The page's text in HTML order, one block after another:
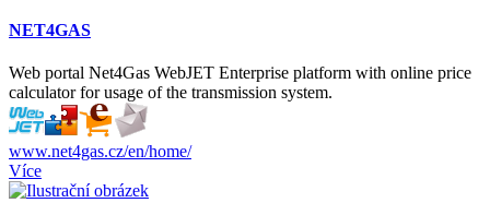
NET4GAS
Web portal Net4Gas WebJET Enterprise platform with online price
calculator for usage of the transmission system.
www.net4gas.cz/en/home/
Více